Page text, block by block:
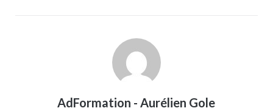
AdFormation - Aurélien Gole